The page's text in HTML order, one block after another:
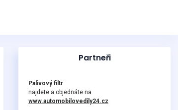
Partneři
Palivový filtr
najdete a objednáte na
www.automobilovedily24.cz